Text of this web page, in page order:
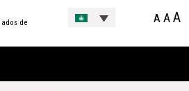
de
A AA